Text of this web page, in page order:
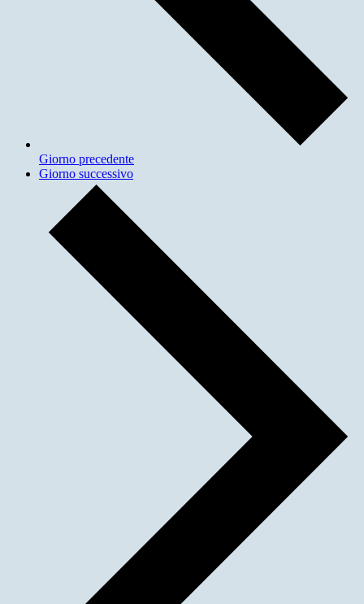
Giorno precedente
Giorno successivo